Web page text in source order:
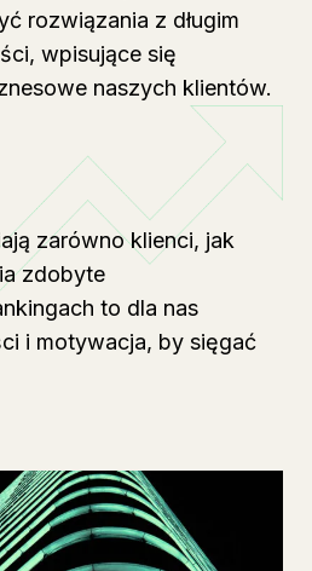
rozwiązania z długim
wpisujące się
naszych klientów.
zarówno klienci, jak
zdobyte
to dla nas
i motywacja, by sięgać